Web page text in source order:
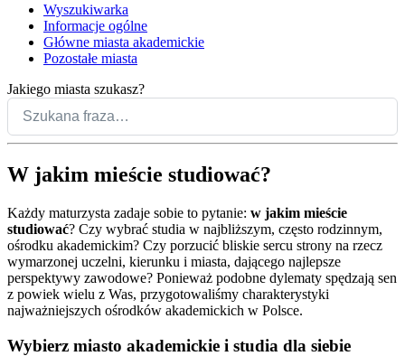
Wyszukiwarka
Informacje ogólne
Główne miasta akademickie
Pozostałe miasta
Jakiego miasta szukasz?
W jakim mieście studiować?
Każdy maturzysta zadaje sobie to pytanie: w jakim mieście
studiować? Czy wybrać studia w najbliższym, często rodzinnym,
ośrodku akademickim? Czy porzucić bliskie sercu strony na rzecz
wymarzonej uczelni, kierunku i miasta, dającego najlepsze
perspektywy zawodowe? Ponieważ podobne dylematy spędzają sen
z powiek wielu z Was, przygotowaliśmy charakterystyki
najważniejszych ośrodków akademickich w Polsce.
Wybierz miasto akademickie i studia dla siebie